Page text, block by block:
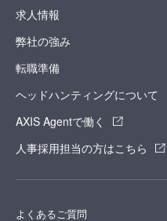
求人情報
弊社の強み
転職準備
ヘッドハンティングについて
AXIS Agentで働く
人事採用担当の方はこちら
よくあるご質問